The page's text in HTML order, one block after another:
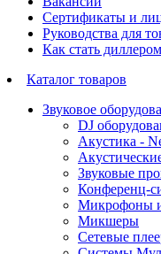
Сертификаты и
Руководства для
Как стать диллером
Каталог товаров
Звуковое
DJ
Акустика -
Звуковые
Конференц-
Микрофоны
Микшеры
Сетевые